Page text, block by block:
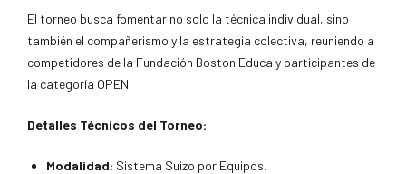
El torneo busca fomentar no solo la técnica individual, sino
también el compañerismo y la estrategia colectiva, reuniendo a
competidores de la Fundación Boston Educa y participantes de
la categoría OPEN.
Detalles Técnicos del Torneo:
Modalidad: Sistema Suizo por Equipos.